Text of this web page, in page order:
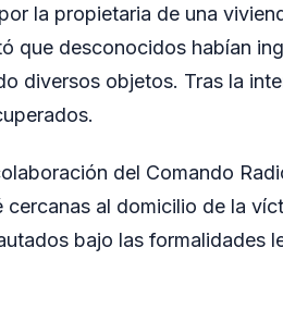
la propietaria de una
que desconocidos habían
diversos objetos. Tras la
del Comando
cercanas al domicilio de la
bajo las formalidades